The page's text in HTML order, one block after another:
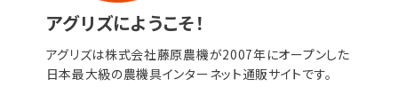
アグリズにようこそ！
アグリズは株式会社藤原農機が2007年にオープンした
日本最大級の農機具インターネット通販サイトです。